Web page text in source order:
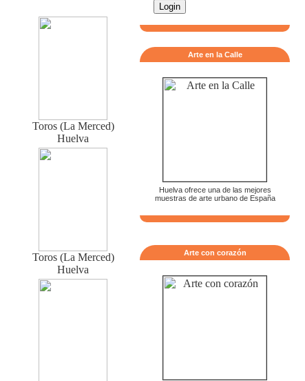
Toros (La Merced)
Huelva
Toros (La Merced)
Huelva
Arte en la Calle
Huelva ofrece una de las mejores
muestras de arte urbano de España
Arte con corazón